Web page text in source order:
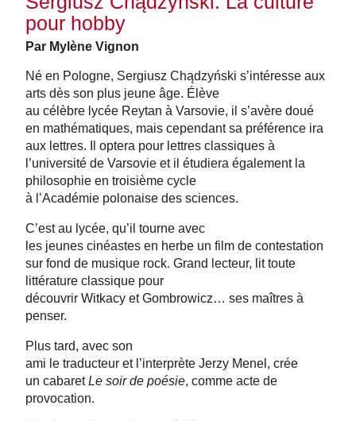
pour hobby
Par Mylène Vignon
Né en Pologne, Sergiusz Chądzyński s’intéresse aux
arts dès son plus jeune âge. Élève
au célèbre lycée Reytan à Varsovie, il s’avère doué
en mathématiques, mais cependant sa préférence ira
aux lettres. Il optera pour lettres classiques à
l’université de Varsovie et il étudiera également la
philosophie en troisième cycle
à l’Académie polonaise des sciences.
C’est au lycée, qu’il tourne avec
les jeunes cinéastes en herbe un film de contestation
sur fond de musique rock. Grand lecteur, lit toute
littérature classique pour
découvrir Witkacy et Gombrowicz… ses maîtres à
penser.
Plus tard, avec son
ami le traducteur et l’interprète Jerzy Menel, crée
un cabaretLe soir de poésie, comme acte de
provocation.